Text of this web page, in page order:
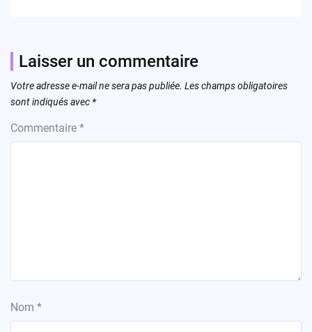
Laisser un commentaire
Votre adresse e-mail ne sera pas publiée. Les champs obligatoires
sont indiqués avec *
Commentaire *
Nom *